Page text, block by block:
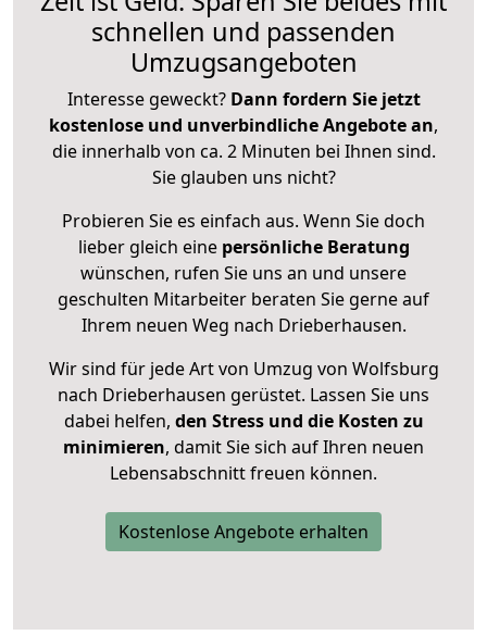
schnellen und passenden
Umzugsangeboten
Interesse geweckt? Dann fordern Sie jetzt
kostenlose und unverbindliche Angebote an,
die innerhalb von ca. 2 Minuten bei Ihnen sind.
Sie glauben uns nicht?
Probieren Sie es einfach aus. Wenn Sie doch
lieber gleich eine persönliche Beratung
wünschen, rufen Sie uns an und unsere
geschulten Mitarbeiter beraten Sie gerne auf
Ihrem neuen Weg nach Drieberhausen.
Wir sind für jede Art von Umzug von Wolfsburg
nach Drieberhausen gerüstet. Lassen Sie uns
dabei helfen, den Stress und die Kosten zu
minimieren, damit Sie sich auf Ihren neuen
Lebensabschnitt freuen können.
Kostenlose Angebote erhalten